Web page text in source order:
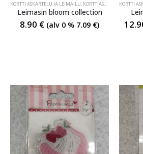
KORTTI ASKARTELU JA LEIMAILU, KORTTIASKARTELU JA LEIMAILU
Leimasin bloom collection
8.90 € (alv 0 % 7.09 €)
KORTTI